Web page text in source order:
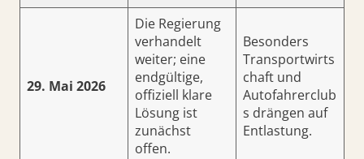
29. Mai 2026
Die Regierung
verhandelt
weiter; eine
endgültige,
offiziell klare
Lösung ist
zunächst
offen.
Besonders
Transportwirts
chaft und
Autofahrerclub
s drängen auf
Entlastung.